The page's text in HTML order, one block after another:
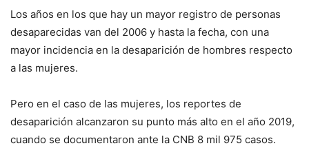
Los años en los que hay un mayor registro de personas
desaparecidas van del 2006 y hasta la fecha, con una
mayor incidencia en la desaparición de hombres respecto
a las mujeres.
Pero en el caso de las mujeres, los reportes de
desaparición alcanzaron su punto más alto en el año 2019,
cuando se documentaron ante la CNB 8 mil 975 casos.